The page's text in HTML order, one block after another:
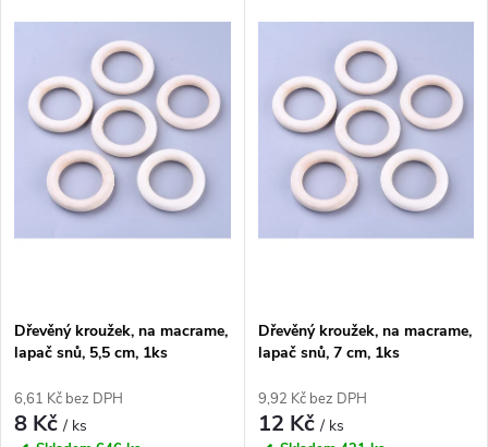
n
p
o
d
Nejprodávanější
Abecedně
ý
p
p
o
d
Dřevěný kroužek, na macrame,
lapač snů, 5,5 cm, 1ks
6,61 Kč bez DPH
8 Kč/ ks
Dřevěný kroužek, na macrame,
lapač snů, 7 cm, 1ks
9,92 Kč bez DPH
12 Kč/ ks